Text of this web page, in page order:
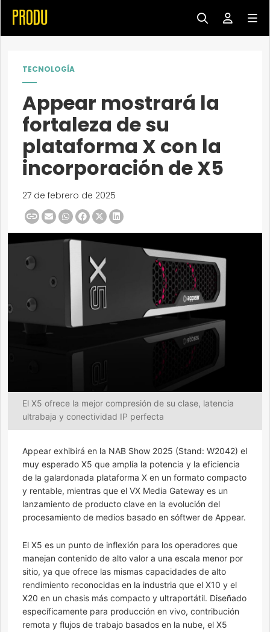
TECNOLOGÍA
Appear mostrará la
fortaleza de su
plataforma X con la
incorporación de X5
27 de febrero de 2025
El X5 ofrece la mejor compresión de su clase, latencia
ultrabaja y conectividad IP perfecta
Appear exhibirá en la NAB Show 2025 (Stand: W2042) el
muy esperado X5 que amplía la potencia y la eficiencia
de la galardonada plataforma X en un formato compacto
y rentable, mientras que el VX Media Gateway es un
lanzamiento de producto clave en la evolución del
procesamiento de medios basado en sóftwer de Appear.
El X5 es un punto de inflexión para los operadores que
manejan contenido de alto valor a una escala menor por
sitio, ya que ofrece las mismas capacidades de alto
rendimiento reconocidas en la industria que el X10 y el
X20 en un chasis más compacto y ultraportátil. Diseñado
específicamente para producción en vivo, contribución
remota y flujos de trabajo basados ​​en la nube, el X5